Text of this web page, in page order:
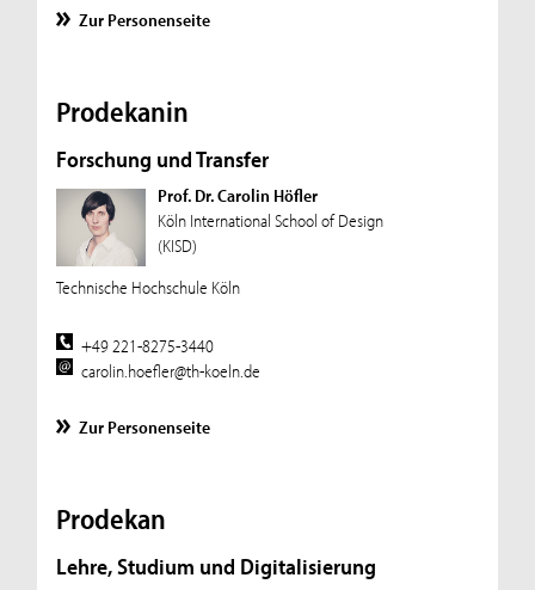
Zur Personenseite
Prodekanin
Forschung und Transfer
Prof. Dr. Carolin Höfler
Köln International School of Design
(KISD)
Technische Hochschule Köln
+49 221-8275-3440
carolin.hoefler@th-koeln.de
Zur Personenseite
Prodekan
Lehre, Studium und Digitalisierung